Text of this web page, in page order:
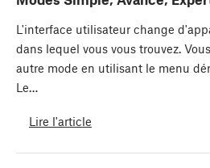
L'interface utilisateur change
dans lequel vous vous trouvez.
autre mode en utilisant le menu
Le…
Lire l'article